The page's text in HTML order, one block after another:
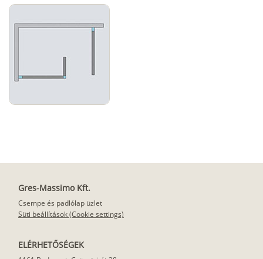
Gres-Massimo Kft.
Csempe és padlólap üzlet
Süti beállítások (Cookie settings)
ELÉRHETŐSÉGEK